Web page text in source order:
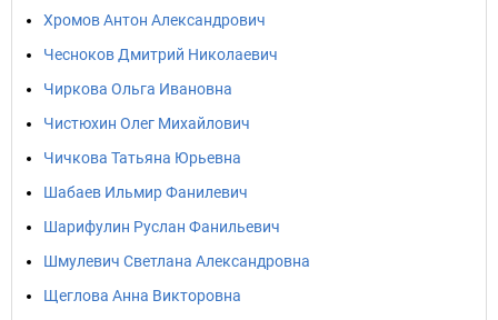
Хромов Антон Александрович
Чесноков Дмитрий Николаевич
Чиркова Ольга Ивановна
Чистюхин Олег Михайлович
Чичкова Татьяна Юрьевна
Шабаев Ильмир Фанилевич
Шарифулин Руслан Фанильевич
Шмулевич Светлана Александровна
Щеглова Анна Викторовна